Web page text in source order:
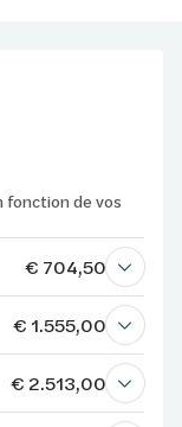
fonction de vos
€ 704,50
€ 1.555,00
€ 2.513,00